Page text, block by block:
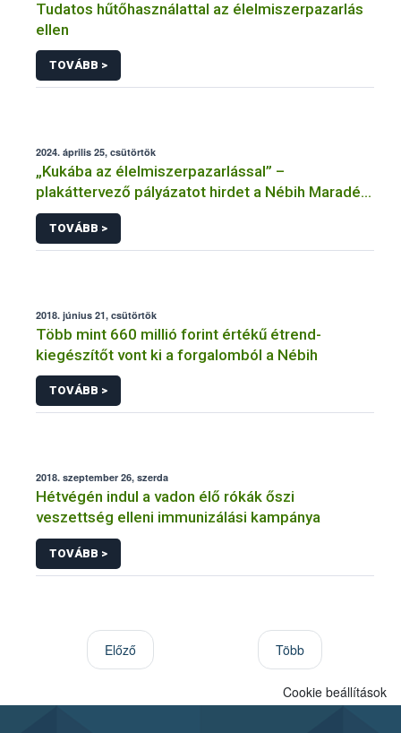
Tudatos hűtőhasználattal az élelmiszerpazarlás
ellen
TOVÁBB >
2024. április 25, csütörtök
„Kukába az élelmiszerpazarlással” –
plakáttervező pályázatot hirdet a Nébih Maradék
nélkül programja
TOVÁBB >
2018. június 21, csütörtök
Több mint 660 millió forint értékű étrend-
kiegészítőt vont ki a forgalomból a Nébih
TOVÁBB >
2018. szeptember 26, szerda
Hétvégén indul a vadon élő rókák őszi
veszettség elleni immunizálási kampánya
TOVÁBB >
Előző Több
Cookie beállítások